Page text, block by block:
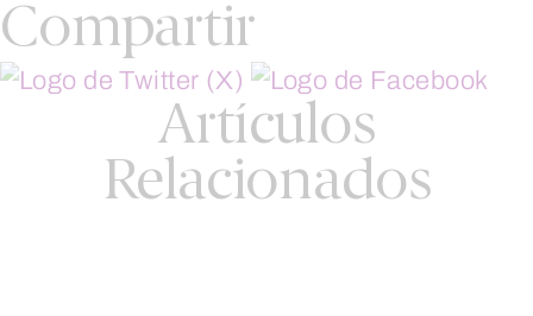
Compartir
Artículos
Relacionados